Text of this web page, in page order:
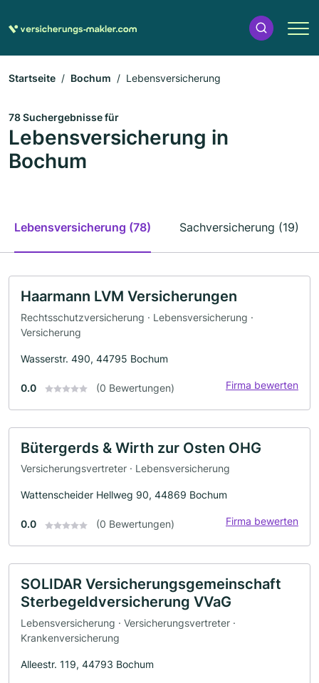
Startseite Bochum Lebensversicherung
78 Suchergebnisse für
Lebensversicherung in
Bochum
Lebensversicherung (78) Sachversicherung (19)
Haarmann LVM Versicherungen
Rechtsschutzversicherung · Lebensversicherung ·
Versicherung
Wasserstr. 490, 44795 Bochum
0.0 (0 Bewertungen) Firma bewerten
Bütergerds & Wirth zur Osten OHG
Versicherungsvertreter · Lebensversicherung
Wattenscheider Hellweg 90, 44869 Bochum
0.0 (0 Bewertungen) Firma bewerten
SOLIDAR Versicherungsgemeinschaft
Sterbegeldversicherung VVaG
Lebensversicherung · Versicherungsvertreter ·
Krankenversicherung
Alleestr. 119, 44793 Bochum